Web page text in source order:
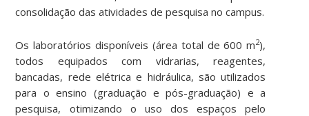
consolidação das atividades de pesquisa no campus.
Os laboratórios disponíveis (área total de 600 m2),
todos equipados com vidrarias, reagentes,
bancadas, rede elétrica e hidráulica, são utilizados
para o ensino (graduação e pós-graduação) e a
pesquisa, otimizando o uso dos espaços pelo